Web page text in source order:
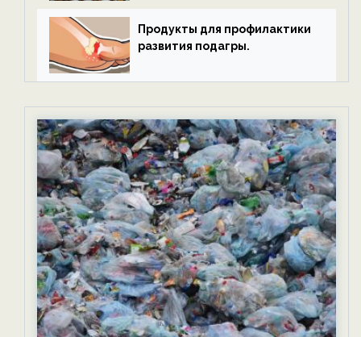
Продукты для профилактики
развития подагры.